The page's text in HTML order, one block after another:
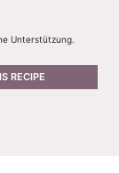
Unterstützung.
RECIPE